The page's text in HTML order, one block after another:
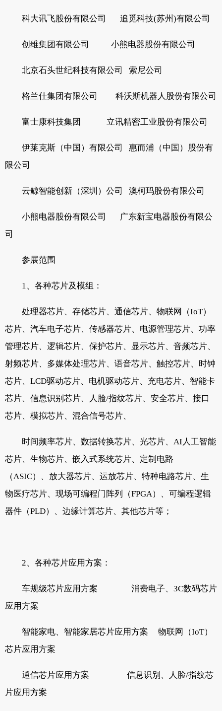
科大讯飞股份有限公司 追觅科技(苏州)有限公司
创维集团有限公司 小熊电器股份有限公司
北京石头世纪科技有限公司 索尼公司
格兰仕集团有限公司 科沃斯机器人股份有限公司
富士康科技集团 立讯精密工业股份有限公司
伊莱克斯（中国）有限公司 惠而浦（中国）股份有
限公司
云鲸智能创新（深圳）公司 澳柯玛股份有限公司
小熊电器股份有限公司 广东新宝电器股份有限公
司
参展范围
1、各种芯片及模组：
处理器芯片、存储芯片、通信芯片、物联网（IoT）
芯片、汽车电子芯片、传感器芯片、电源管理芯片、功率
管理芯片、逻辑芯片、保护芯片、显示芯片、音频芯片、
射频芯片、多媒体处理芯片、语音芯片、触控芯片、时钟
芯片、LCD驱动芯片、电机驱动芯片、充电芯片、智能卡
芯片、信息识别芯片、人脸/指纹芯片、安全芯片、接口
芯片、模拟芯片、混合信号芯片、
时间频率芯片、数据转换芯片、光芯片、AI人工智能
芯片、生物芯片、嵌入式系统芯片、定制电路
（ASIC）、放大器芯片、运放芯片、特种电路芯片、生
物医疗芯片、现场可编程门阵列（FPGA）、可编程逻辑
器件（PLD）、边缘计算芯片、其他芯片等；
2、各种芯片应用方案：
车规级芯片应用方案 消费电子、3C数码芯片
应用方案
智能家电、智能家居芯片应用方案 物联网（IoT）
芯片应用方案
通信芯片应用方案 信息识别、人脸/指纹芯
片应用方案